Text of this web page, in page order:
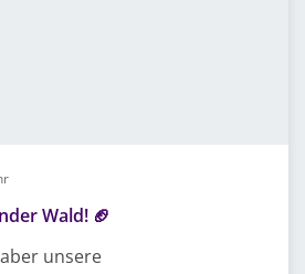
Wald! 🏈
unsere